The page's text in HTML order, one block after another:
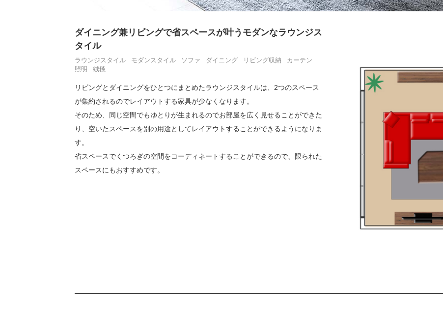
ダイニング兼リビングで省スペースが叶うモダンなラウンジス
タイル
ラウンジスタイル モダンスタイル ソファ ダイニング リビング収納
カーテン
照明
絨毯
リビングとダイニングをひとつにまとめたラウンジスタイルは、2つのスペース
が集約されるのでレイアウトする家具が少なくなります。
そのため、同じ空間でもゆとりが生まれるのでお部屋を広く見せることができた
り、空いたスペースを別の用途としてレイアウトすることができるようになりま
す。
省スペースでくつろぎの空間をコーディネートすることができるので、限られた
スペースにもおすすめです。